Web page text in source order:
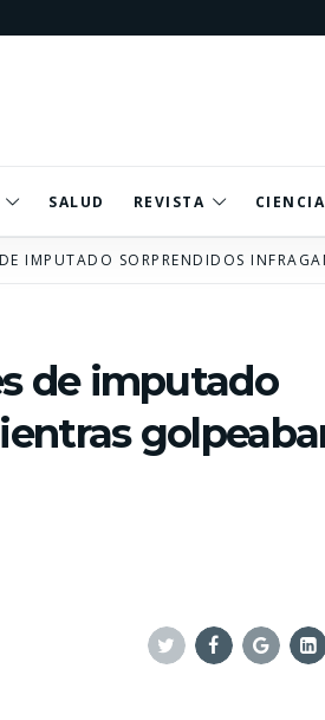
SALUD REVISTA
IMPUTADO SORPRENDIDOS
de imputado